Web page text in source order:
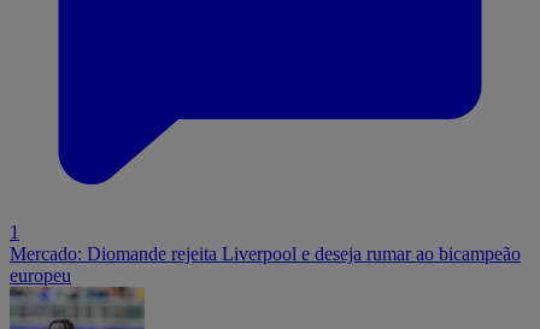
1
Mercado: Diomande rejeita Liverpool e deseja rumar ao bicampeão
europeu